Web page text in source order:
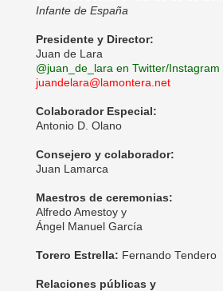
Infante de España
Presidente y Director:
Juan de Lara
@juan_de_lara en Twitter/Instagram
juandelara@lamontera.net
Colaborador Especial:
Antonio D. Olano
Consejero y colaborador:
Juan Lamarca
Maestros de ceremonias:
Alfredo Amestoy y
Ángel Manuel García
Torero Estrella: Fernando Tendero
Relaciones públicas y